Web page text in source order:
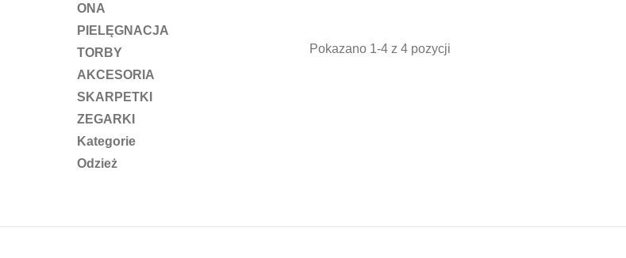
ONA
PIELĘGNACJA
TORBY
AKCESORIA
SKARPETKI
ZEGARKI
Kategorie
Odzież
Pokazano 1-4 z 4 pozycji